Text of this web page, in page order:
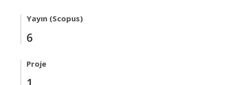
Yayın (Scopus)
6
Proje